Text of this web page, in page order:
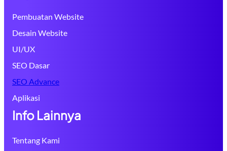
Pembuatan Website
Desain Website
UI/UX
SEO Dasar
SEO Advance
Aplikasi
Info Lainnya
Tentang Kami